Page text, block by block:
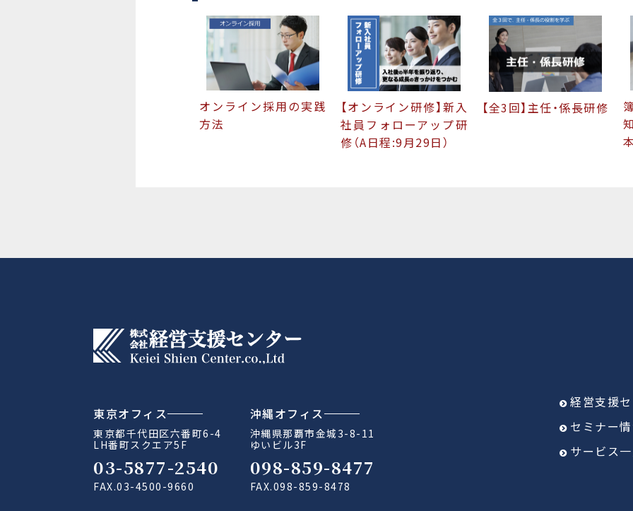
オンライン採用の実践
方法
【オンライン研修】新入
社員フォローアップ研
修（A日程:9月29日）
【全3回】主任・係長研修
東京オフィス
東京都千代田区六番町6-4
LH番町スクエア5F
03-5877-2540
FAX.03-4500-9660
沖縄オフィス
沖縄県那覇市金城3-8-11
ゆいビル3F
098-859-8477
FAX.098-859-8478
経営支援
セミナー
サービス